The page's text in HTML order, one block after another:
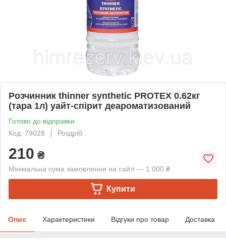
Розчинник thinner synthetic PROTEX 0.62кг
(тара 1л) уайт-спірит деароматизований
Готово до відправки
Код: 79028
Роздріб
210 ₴
Мінімальна сума замовлення на сайті — 1 000 ₴
Купити
Опис Характеристики Відгуки про товар Доставка